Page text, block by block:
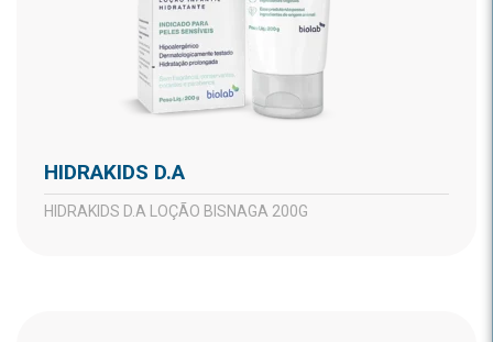
HIDRAKIDS D.A
HIDRAKIDS D.A LOÇÃO BISNAGA 200G